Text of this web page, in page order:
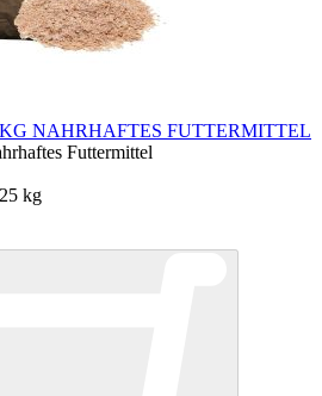
NAHRHAFTES FUTTERMITTEL
Futtermittel
kg